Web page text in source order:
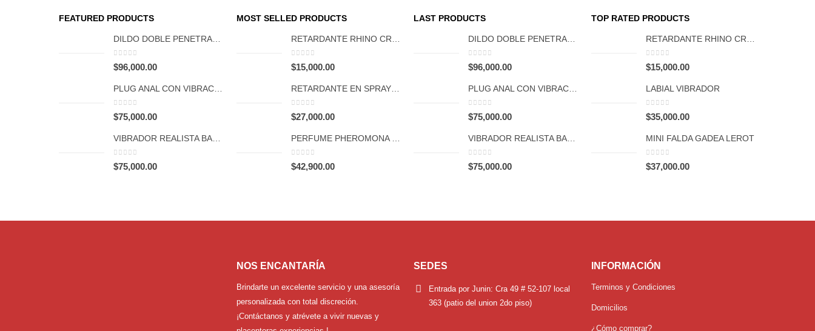
FEATURED PRODUCTS
0out of 5
$96,000.00
0out of 5
$75,000.00
0out of 5
$75,000.00
MOST SELLED PRODUCTS
0out of 5
$15,000.00
RETARDANTE EN SPRAY STUD 100 GLASS 8 ML
0out of 5
$27,000.00
0out of 5
$42,900.00
LAST PRODUCTS
0out of 5
$96,000.00
0out of 5
$75,000.00
0out of 5
$75,000.00
TOP RATED PRODUCTS
0out of 5
$15,000.00
LABIAL VIBRADOR
0out of 5
$35,000.00
MINI FALDA GADEA LEROT
0out of 5
$37,000.00
NOS ENCANTARÍA
Brindarte un excelente servicio y una asesoría
personalizada con total discreción.
¡Contáctanos y atrévete a vivir nuevas y
SEDES
Entrada por Junin: Cra 49 # 52-107 local
363 (patio del union 2do piso)
INFORMACIÓN
Terminos y Condiciones
Domicilios
¿Cómo comprar?